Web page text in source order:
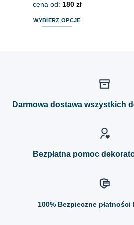
cena od: 180 zł
WYBIERZ OPCJE
wybrać
Darmowa dostawa wszystkich
Bezpłatna pomoc
100% Bezpieczne płatności